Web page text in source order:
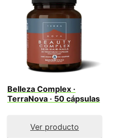
Belleza Complex ·
TerraNova · 50 cápsulas
Ver producto